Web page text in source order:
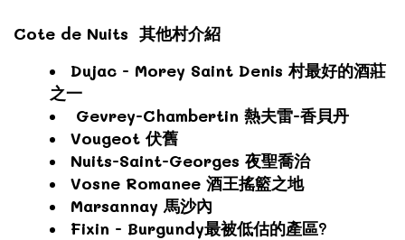
Cote de Nuits 其他村介紹
Dujac - Morey Saint Denis 村最好的酒莊
之一
Gevrey-Chambertin 熱夫雷-香貝丹
Vougeot 伏舊
Nuits-Saint-Georges 夜聖喬治
Vosne Romanee 酒王搖籃之地
Marsannay 馬沙內
Fixin - Burgundy最被低估的產區?